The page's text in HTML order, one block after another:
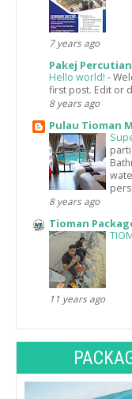
7 years ago
Pakej
Hello world! -
first post. Edit or
8 years ago
Pulau Tioman
8 years ago
Tioman
11 years ago